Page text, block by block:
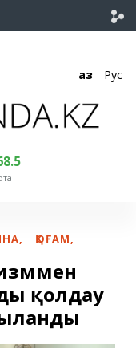
Қаз Рус
468.5
, ҚОҒАМ,
қолдау